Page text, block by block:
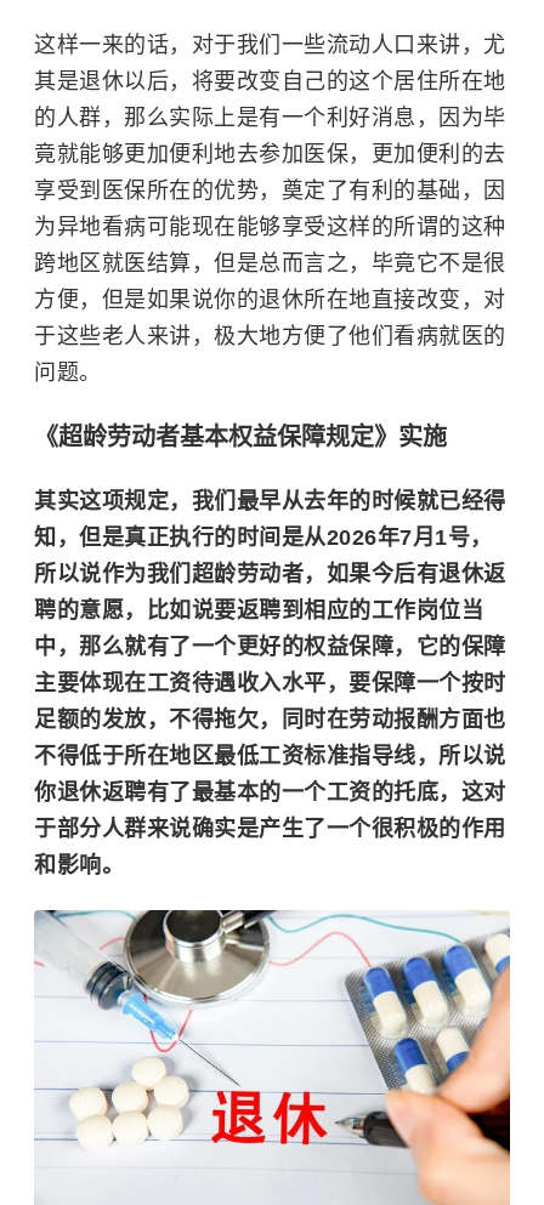
这样一来的话，对于我们一些流动人口来讲，尤
其是退休以后，将要改变自己的这个居住所在地
的人群，那么实际上是有一个利好消息，因为毕
竟就能够更加便利地去参加医保，更加便利的去
享受到医保所在的优势，奠定了有利的基础，因
为异地看病可能现在能够享受这样的所谓的这种
跨地区就医结算，但是总而言之，毕竟它不是很
方便，但是如果说你的退休所在地直接改变，对
于这些老人来讲，极大地方便了他们看病就医的
问题。
《超龄劳动者基本权益保障规定》实施
其实这项规定，我们最早从去年的时候就已经得
知，但是真正执行的时间是从2026年7月1号，
所以说作为我们超龄劳动者，如果今后有退休返
聘的意愿，比如说要返聘到相应的工作岗位当
中，那么就有了一个更好的权益保障，它的保障
主要体现在工资待遇收入水平，要保障一个按时
足额的发放，不得拖欠，同时在劳动报酬方面也
不得低于所在地区最低工资标准指导线，所以说
你退休返聘有了最基本的一个工资的托底，这对
于部分人群来说确实是产生了一个很积极的作用
和影响。